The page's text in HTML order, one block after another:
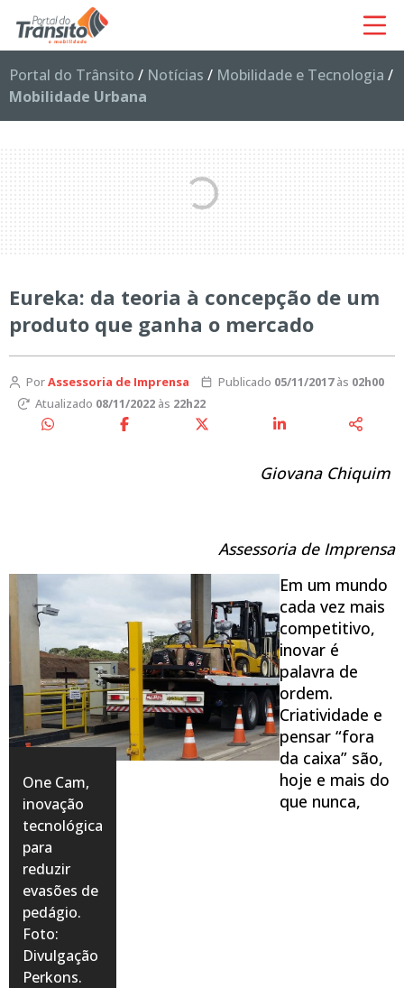
Portal do Trânsito / Notícias / Mobilidade e Tecnologia /
Mobilidade Urbana
Eureka: da teoria à concepção de um
produto que ganha o mercado
PorAssessoria de Imprensa Publicado 05/11/2017às 02h00
Atualizado 08/11/2022às 22h22
Giovana Chiquim
Assessoria de Imprensa
One Cam,
inovação
tecnológica
para
reduzir
evasões de
pedágio.
Foto:
Divulgação
Perkons.
Em um mundo
cada vez mais
competitivo,
inovar é
palavra de
ordem.
Criatividade e
pensar “fora
da caixa” são,
hoje e mais do
que nunca,